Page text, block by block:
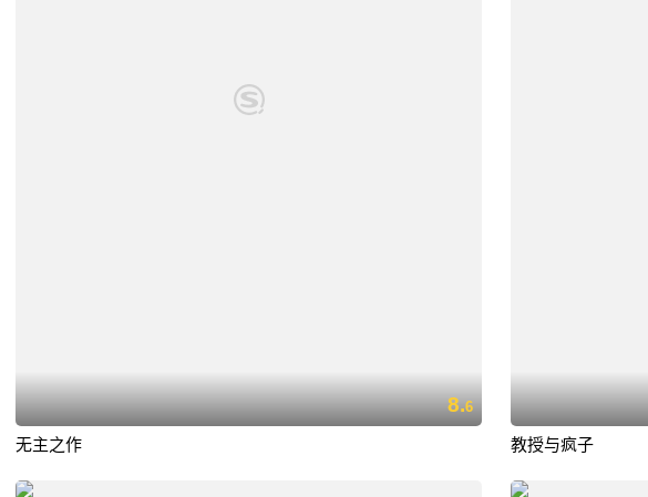
8.6
无主之作 教授与疯子